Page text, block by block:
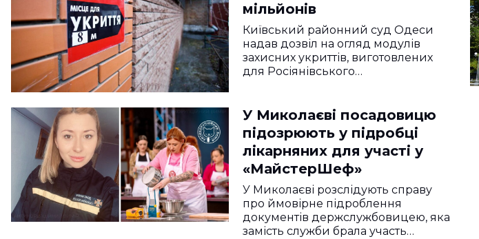
мільйонів
Київський районний суд Одеси
надав дозвіл на огляд модулів
захисних укриттів, виготовлених
для Росіянівського…
У Миколаєві посадовицю
підозрюють у підробці
лікарняних для участі у
«МайстерШеф»
У Миколаєві розслідують справу
про ймовірне підроблення
документів держслужбовицею, яка
замість служби брала участь…